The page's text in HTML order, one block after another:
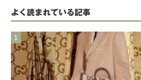
よく読まれている記事